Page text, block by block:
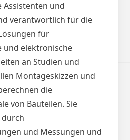
Assistenten und
verantwortlich für die
für
und elektronische
an Studien und
Montageskizzen und
die
von Bauteilen. Sie
durch
und Messungen und